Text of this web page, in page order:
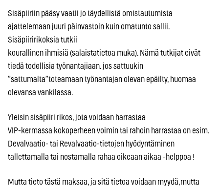
Sisäpiiriin pääsy vaatii jo täydellistä omistautumista
ajattelemaan juuri päinvastoin kuin omatunto sallii.
Sisäpiiririkoksia tutkii
kourallinen ihmisiä (salaistatietoa muka). Nämä tutkijat eivät
tiedä todellisia työnantajiaan. jos sattuukin
”sattumalta”toteamaan työnantajan olevan epäilty, huomaa
olevansa vankilassa.
Yleisin sisäpiiri rikos, jota voidaan harrastaa
VIP-kermassa kokoperheen voimin tai rahoin harrastaa on esim.
Devalvaatio- tai Revalvaatio-tietojen hyödyntäminen
tallettamalla tai nostamalla rahaa oikeaan aikaa -helppoa !
Mutta tieto tästä maksaa, ja sitä tietoa voidaan myydä,mutta